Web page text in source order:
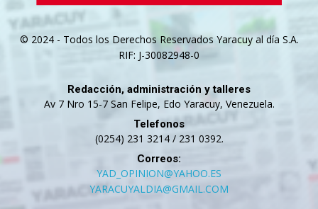
© 2024 - Todos los Derechos Reservados Yaracuy al día S.A.
RIF: J-30082948-0
Redacción, administración y talleres
Av 7 Nro 15-7 San Felipe, Edo Yaracuy, Venezuela.
Telefonos
(0254) 231 3214 / 231 0392.
Correos:
YAD_OPINION@YAHOO.ES
YARACUYALDIA@GMAIL.COM